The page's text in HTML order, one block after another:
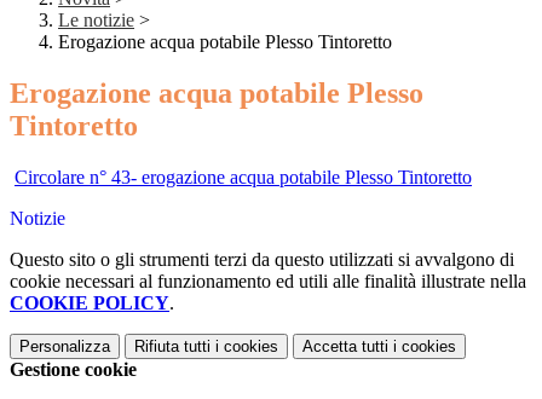
Le notizie >
Erogazione acqua potabile Plesso Tintoretto
Erogazione acqua potabile Plesso
Tintoretto
Circolare n° 43- erogazione acqua potabile Plesso Tintoretto
Notizie
Questo sito o gli strumenti terzi da questo utilizzati si avvalgono di
cookie necessari al funzionamento ed utili alle finalità illustrate nella
COOKIE POLICY.
Personalizza Rifiuta tutti i cookies Accetta tutti i cookies
Gestione cookie